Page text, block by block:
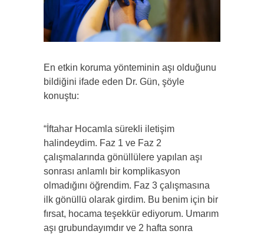
En etkin koruma yönteminin aşı olduğunu
bildiğini ifade eden Dr. Gün, şöyle
konuştu:
“İftahar Hocamla sürekli iletişim
halindeydim. Faz 1 ve Faz 2
çalışmalarında gönüllülere yapılan aşı
sonrası anlamlı bir komplikasyon
olmadığını öğrendim. Faz 3 çalışmasına
ilk gönüllü olarak girdim. Bu benim için bir
fırsat, hocama teşekkür ediyorum. Umarım
aşı grubundayımdır ve 2 hafta sonra